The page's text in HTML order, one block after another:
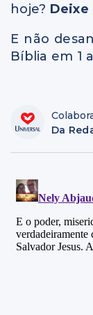
hoje? Deixe
E não
Bíblia em 1
Da